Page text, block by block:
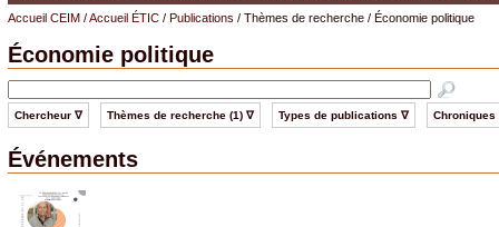
Accueil CEIM/Accueil ÉTIC/ Publications / Thèmes de recherche / Économie politique
Économie politique
Chercheur ∇ Thèmes de recherche (1) ∇ Types de publications ∇ Chroniques
Événements